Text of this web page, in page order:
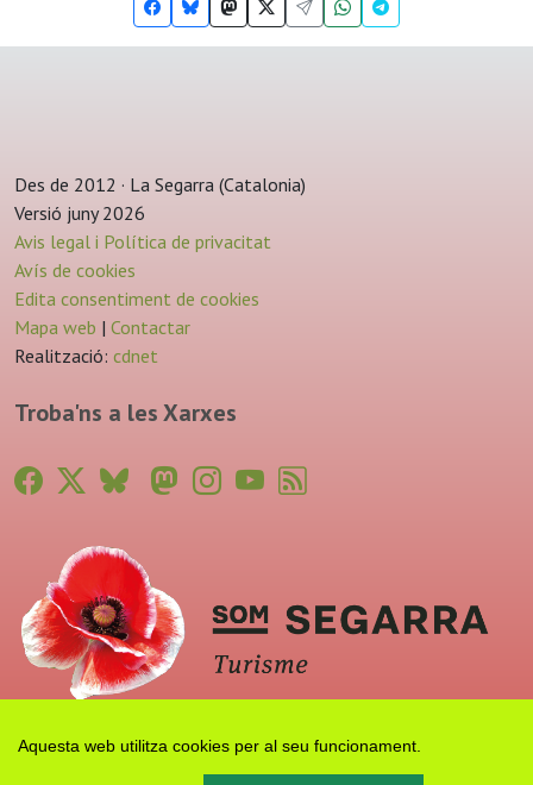
Aquesta web utilitza cookies per al seu funcionament.
Des de 2012 · La Segarra (Catalonia)
Versió juny 2026
Avis legal i Política de privacitat
Avís de cookies
Edita consentiment de cookies
Mapa web | Contactar
Realització: cdnet
Troba'ns a les Xarxes